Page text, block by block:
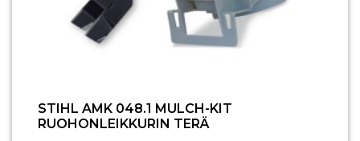
STIHL AMK 048.1 MULCH-KIT
RUOHONLEIKKURIN TERÄ